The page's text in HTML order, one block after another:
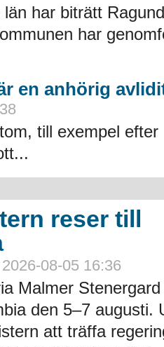
har biträtt
har
en anhörig
till exempel
reser till
08-05 16:36
Malmer
den 5–7 augusti.
att träffa